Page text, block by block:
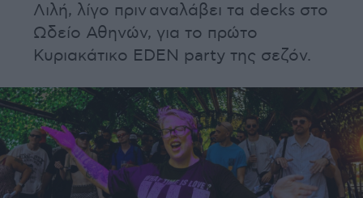
Λιλή, λίγο πριν αναλάβει τα decks στο
Ωδείο Αθηνών, για το πρώτο
Κυριακάτικο EDEN party της σεζόν.